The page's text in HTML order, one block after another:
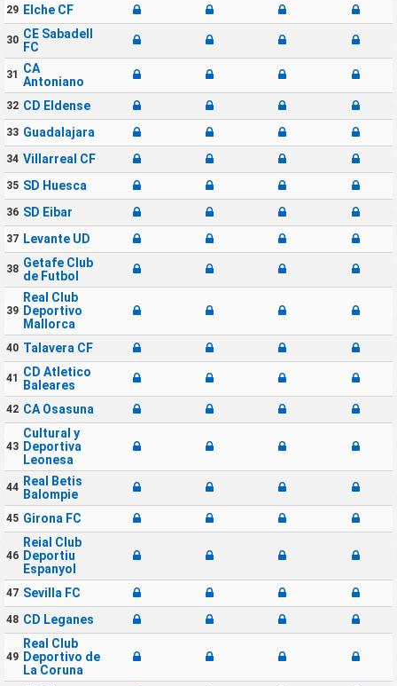
29 Elche CF
30 CE Sabadell
FC
31
CA
Antoniano
32 CD Eldense
33 Guadalajara
34 Villarreal CF
35 SD Huesca
36 SD Eibar
37 Levante UD
38 Getafe Club
de Futbol
39
Real Club
Deportivo
Mallorca
40 Talavera CF
41
CD Atletico
Baleares
42 CA Osasuna
43
Cultural y
Deportiva
Leonesa
44 Real Betis
Balompie
45 Girona FC
46
Reial Club
Deportiu
Espanyol
47 Sevilla FC
48 CD Leganes
49
Real Club
Deportivo de
La Coruna